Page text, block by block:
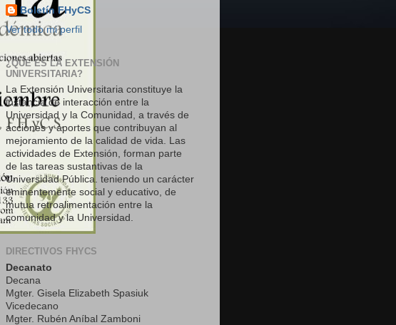
Boletín FHyCS
Ver todo mi perfil
¿QUÉ ES LA EXTENSIÓN
UNIVERSITARIA?
La Extensión Universitaria constituye la
instancia de interacción entre la
Universidad y la Comunidad, a través de
acciones y aportes que contribuyan al
mejoramiento de la calidad de vida. Las
actividades de Extensión, forman parte
de las tareas sustantivas de la
Universidad Pública. teniendo un carácter
eminentemente social y educativo, de
mutua retroalimentación entre la
comunidad y la Universidad.
DIRECTIVOS FHYCS
Decanato
Decana
Mgter. Gisela Elizabeth Spasiuk
Vicedecano
Mgter. Rubén Aníbal Zamboni